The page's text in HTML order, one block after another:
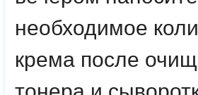
необходимое
крема после